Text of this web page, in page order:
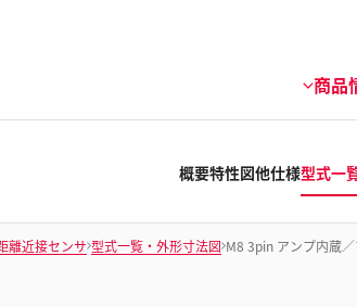
商品
概要特性図他仕様型式一
離近接センサ 型式一覧・外形寸法図 M8 3pin アンプ内蔵